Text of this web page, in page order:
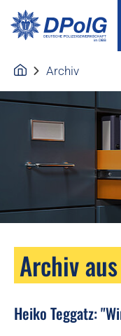
Archiv
Archiv
Heiko Teggatz: